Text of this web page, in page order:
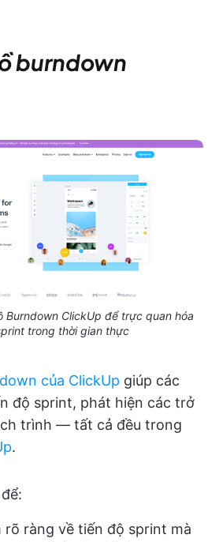
burndown
Burndown ClickUp để trực quan hóa
trong thời gian thực
của ClickUp giúp các
độ sprint, phát hiện các trở
trình — tất cả đều trong
.
rõ ràng về tiến độ sprint mà